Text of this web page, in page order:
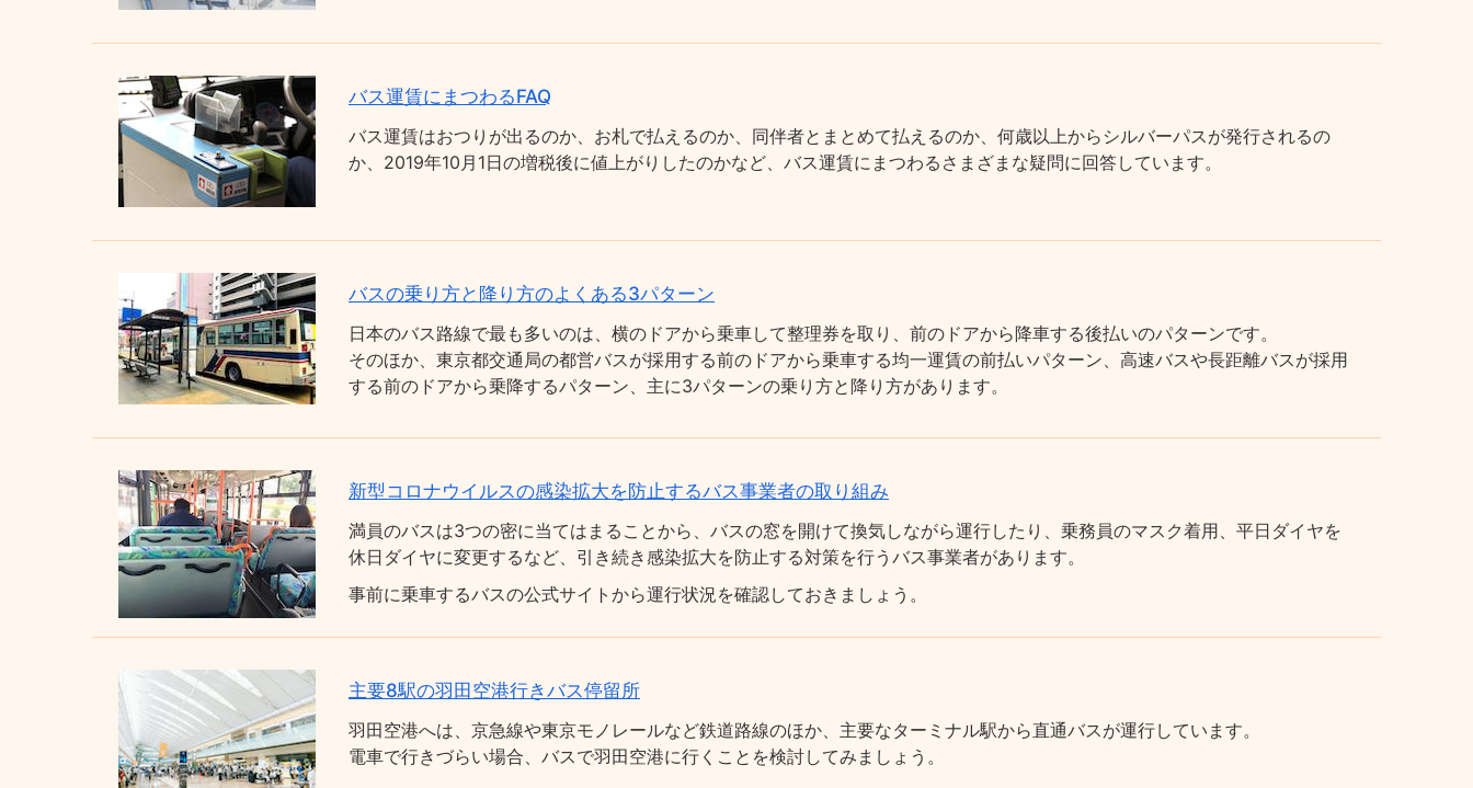
バス運賃にまつわるFAQ
バス運賃はおつりが出るのか、お札で払えるのか、同伴者とまとめて払えるのか、何歳以上からシルバーパスが発行されるの
か、2019年10月1日の増税後に値上がりしたのかなど、バス運賃にまつわるさまざまな疑問に回答しています。
バスの乗り方と降り方のよくある3パターン
日本のバス路線で最も多いのは、横のドアから乗車して整理券を取り、前のドアから降車する後払いのパターンです。
そのほか、東京都交通局の都営バスが採用する前のドアから乗車する均一運賃の前払いパターン、高速バスや長距離バスが採用
する前のドアから乗降するパターン、主に3パターンの乗り方と降り方があります。
新型コロナウイルスの感染拡大を防止するバス事業者の取り組み
満員のバスは3つの密に当てはまることから、バスの窓を開けて換気しながら運行したり、乗務員のマスク着用、平日ダイヤを
休日ダイヤに変更するなど、引き続き感染拡大を防止する対策を行うバス事業者があります。
事前に乗車するバスの公式サイトから運行状況を確認しておきましょう。
主要8駅の羽田空港行きバス停留所
羽田空港へは、京急線や東京モノレールなど鉄道路線のほか、主要なターミナル駅から直通バスが運行しています。
電車で行きづらい場合、バスで羽田空港に行くことを検討してみましょう。